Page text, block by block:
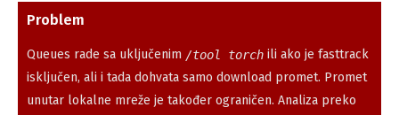
Problem
Queues rade sa uključenim /tool torch ili ako je fasttrack
isključen, ali i tada dohvata samo download promet. Promet
unutar lokalne mreže je također ograničen. Analiza preko